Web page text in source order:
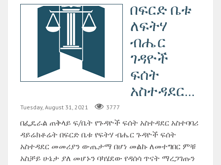
በፍርድ ቤቱ
ለፍትሃ
ብሔር
ገዳዮች
ፍሰት
አስተዳደር...
Tuesday, August 31, 2021 3777
በፌዴራል ጠቅላይ ፍ/ቤት የጉዳዮች ፍሰት አስተዳደር አስተባባሪ
ዳይሬክቶሬት በፍርድ ቤቱ የፍትሃ ብሔር ጉዳዮች ፍሰት
አስተዳደር መመሪያን ውጤታማ በሆነ መልኩ ለመተግበር ምቹ
አስቻይ ሁኔታ ያለ መሆኑን ባካሄደው የዳሰሳ ጥናት ማረጋገጡን